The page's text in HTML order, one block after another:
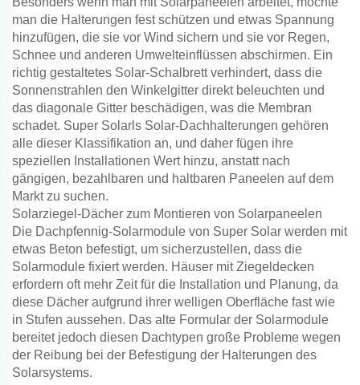
man die Halterungen fest schützen und etwas Spannung
hinzufügen, die sie vor Wind sichern und sie vor Regen,
Schnee und anderen Umwelteinflüssen abschirmen. Ein
richtig gestaltetes Solar-Schalbrett verhindert, dass die
Sonnenstrahlen den Winkelgitter direkt beleuchten und
das diagonale Gitter beschädigen, was die Membran
schadet. Super Solarls Solar-Dachhalterungen gehören
alle dieser Klassifikation an, und daher fügen ihre
speziellen Installationen Wert hinzu, anstatt nach
gängigen, bezahlbaren und haltbaren Paneelen auf dem
Markt zu suchen.
Solarziegel-Dächer zum Montieren von Solarpaneelen
Die Dachpfennig-Solarmodule von Super Solar werden mit
etwas Beton befestigt, um sicherzustellen, dass die
Solarmodule fixiert werden. Häuser mit Ziegeldecken
erfordern oft mehr Zeit für die Installation und Planung, da
diese Dächer aufgrund ihrer welligen Oberfläche fast wie
in Stufen aussehen. Das alte Formular der Solarmodule
bereitet jedoch diesen Dachtypen große Probleme wegen
der Reibung bei der Befestigung der Halterungen des
Solarsystems.